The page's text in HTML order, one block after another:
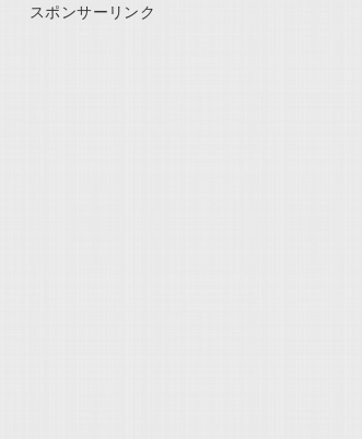
スポンサーリンク